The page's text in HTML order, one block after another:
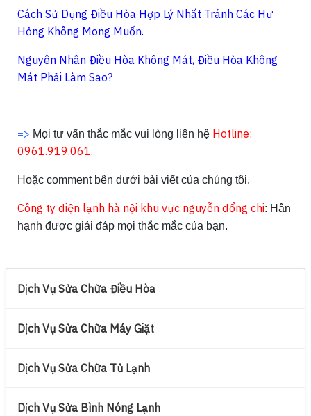
Cách Sử Dụng Điều Hòa Hợp Lý Nhất Tránh Các Hư
Hỏng Không Mong Muốn.
Nguyên Nhân Điều Hòa Không Mát, Điều Hòa Không
Mát Phải Làm Sao?
=> Mọi tư vấn thắc mắc vui lòng liên hệ Hotline:
0961.919.061.
Hoặc comment bên dưới bài viết của chúng tôi.
Công ty điện lạnh hà nội khu vực nguyễn đổng chi: Hân
hạnh được giải đáp mọi thắc mắc của bạn.
Dịch Vụ Sửa Chữa Điều Hòa
Dịch Vụ Sửa Chữa Máy Giặt
Dịch Vụ Sửa Chữa Tủ Lạnh
Dịch Vụ Sửa Bình Nóng Lạnh